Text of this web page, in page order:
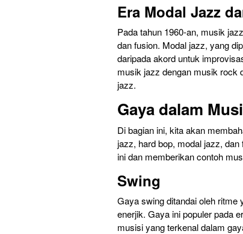
Era Modal Jazz
Pada tahun 1960-an, musik
dan fusion. Modal jazz, yang
daripada akord untuk
musik jazz dengan musik rock
jazz.
Gaya dalam
Di bagian ini, kita akan
jazz, hard bop, modal jazz,
ini dan memberikan contoh
Swing
Gaya swing ditandai oleh ritme
enerjik. Gaya ini populer pada
musisi yang terkenal dalam